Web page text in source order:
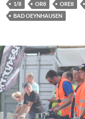
1/8 OR8 ORE8
BAD OEYNHAUSEN